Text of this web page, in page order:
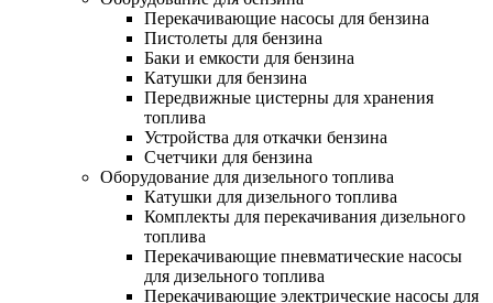
Перекачивающие насосы для бензина
Пистолеты для бензина
Баки и емкости для бензина
Катушки для бензина
Передвижные цистерны для хранения
топлива
Устройства для откачки бензина
Счетчики для бензина
Оборудование для дизельного топлива
Катушки для дизельного топлива
Комплекты для перекачивания дизельного
топлива
Перекачивающие пневматические насосы
для дизельного топлива
Перекачивающие электрические насосы для